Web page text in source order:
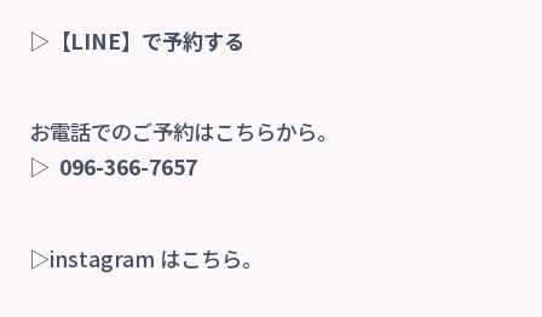
▷ 【LINE】で予約する
お電話でのご予約はこちらから。
▷ 096-366-7657
▷instagram はこちら。